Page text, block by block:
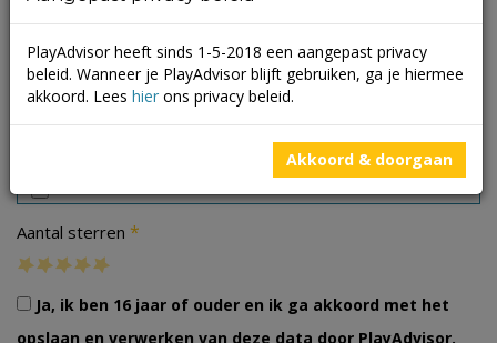
Aantal sterren *
Ja, ik ben 16 jaar of ouder en ik ga akkoord met het
opslaan en verwerken van deze data door PlayAdvisor.
PlayAdvisor heeft sinds 1-5-2018 een aangepast privacy
beleid. Wanneer je PlayAdvisor blijft gebruiken, ga je hiermee
akkoord. Lees hier ons privacy beleid.
Akkoord & doorgaan